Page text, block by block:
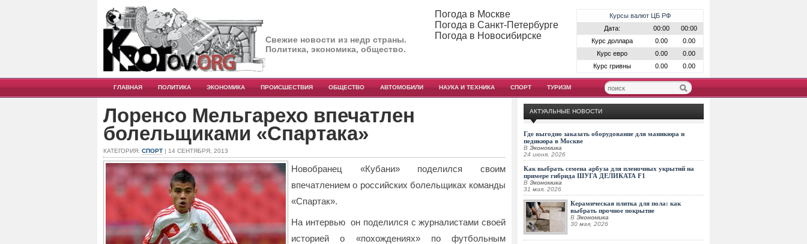
Свежие новости из недр страны.
Политика, экономика, общество.
Курсы валют ЦБ РФ
Дата:
00:00
00:00
Курс доллара
0.00
0.00
Курс евро
0.00
0.00
Курс гривны
0.00 0.00
Погода в Москве
Погода в Санкт-Петербурге
Погода в Новосибирске
ГЛАВНАЯ ПОЛИТИКА ЭКОНОМИКА ПРОИСШЕСТВИЯ ОБЩЕСТВО АВТОМОБИЛИ НАУКА И ТЕХНИКА СПОРТ ТУРИЗМ
Лоренсо Мельгарехо впечатлен
болельщиками «Спартака»
КАТЕГОРИЯ: СПОРТ | 14 СЕНТЯБРЯ, 2013
Новобранец «Кубани» поделился своим
впечатлением о российских болельщиках команды
«Спартак».
На интервью он поделился с журналистами своей
историей о «похождениях» по футбольным
АКТУАЛЬНЫЕ НОВОСТИ
Где выгодно заказать оборудование для маникюра и
педикюра в Москве
В Экономика
24 июня, 2026
Как выбрать семена арбуза для пленочных укрытий на
примере гибрида ШУГА ДЕЛИКАТА F1
В Экономика
31 мая, 2026
Керамическая плитка для пола: как
выбрать прочное покрытие
В Экономика
30 мая, 2026